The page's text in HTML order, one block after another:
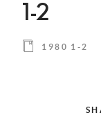
1-2
1980 1-2